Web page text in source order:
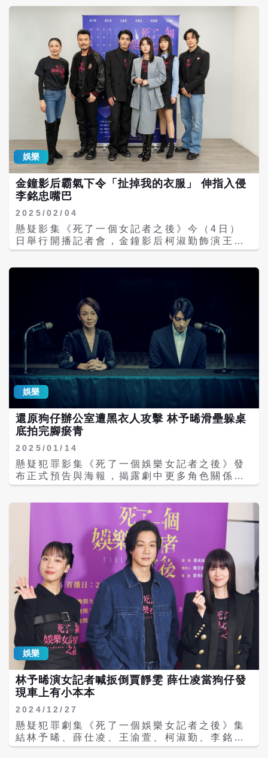
兩人先買了房子，正在整理新家要搬進去。而
兩人都喜歡小孩，李銘忠笑說：「平常看別人
小孩可愛的照片，都想如果是自己的小孩，應
該不想出門上班。」也承認自己從20幾歲開始
就已經準備當爸爸，「我跟我太太在這一方面
沒有很傳統，哪個先來我們就接受它。」長時
間在台拍戲的他，坦言有時回馬來西亞卻對不
上Jess的排卵期，如果時機對了，2人會按表
操課，希望盡快有好消息。
播出第三、四集，薛仕凌為了跑新聞，竟然假
扮菲律賓裔富商與網紅滾床，在出任務之前，
林予晞警告薛仕凌不要「假公濟私」，劇情即
將進入最高潮，林姵亭（王渝萱飾）在夜店極
樂毒趴中離奇身亡的線索也將一一浮現。 《死
了一個娛樂女記者之後》以菜鳥女記者林姵亭
（王渝萱 飾）在夜店極樂毒趴中離奇身亡為開
端，資深娛樂記者劉知君（林予晞 飾）與狗仔
攝影莊大海（薛仕凌 飾）攜手追查真相，逐步
揭開娛樂圈背後的黑暗面。網友紛紛表示劇情
真實反映娛樂圈現況，直呼「貴圈真亂」。劇
中也揭示了媒體與演藝圈之間錯綜複雜的利益
關係，也讓網友直呼要反思平日所看到的新聞
真實性 主演林予晞在劇中飾演的劉知君一角，
得知首播創佳績，她在社群上表示：「今天
《死了一個娛樂女記者之後》交出不錯的成績
好，但願與關心本作的你們，分享這雀躍的
心。」 該劇的成功也引發了對娛樂圈與媒體生
態的深入討論。有評論指出，劇情真實呈現娛
現實困境，探討新聞媒體的生態，以及記者如
也讓觀眾對明星、經紀公司、媒體之間錯綜複
雜的利益糾葛有了更深的認識。
娛樂
金鐘影后霸氣下令「扯掉我的衣服」 伸指入侵
李銘忠嘴巴
2025/02/04
懸疑影集《死了一個女記者之後》今（4日）
日舉行開播記者會，金鐘影后柯淑勤飾演王牌
經紀人自帶霸氣，與飾演媒體大亨的老公李銘
備的性感裝扮，自備黑色蕾絲內衣上陣，還放
話要李銘忠「沒關係，能碰的全都碰，可以把
我衣服扯掉！」 李銘忠是第二次與柯淑勤對
戲，坦言還是會緊張擔心表現不好，所幸柯淑
勤看出他的忐忑，主動開放大腿內側與胸部的
「絕密領域」，「不然可能觀眾看到的是一個
硬梆梆的男人。」柯淑勤表示，他理解李銘忠
是男性比較不方便，雙方基於信任基礎，她也
有備而來，甚至另一場情慾戲，她主動把手指
插到李銘忠嘴巴讓他吸吮，拍攝過程自然不尷
尬。 李銘忠表示，老婆對他工作非常好奇，有
時會看他的劇本虧他：「唉唷有情慾戲喔！」
兩人是非常歡樂地溝通這件事，不過至今還沒
試過一起看情慾戲。「馬來西亞比較看不到台
灣作品，雖然可以一起看，但還是不要好
了。」 宋柏緯在劇中飾演失去親人後跌跤的天
想到自己因施力不當意外受傷。林予晞與王渝
萱也被李銘忠打巴掌，她們直呼：「銘忠哥手
又大又厚，被他打其實滿好的！」王渝萱更直
言自己是人生第一次被人在地上拖行。 薛仕凌
片中飾演攝影狗仔，跟資深記者林予晞關係是
「福爾摩斯」與「華生」，這也是他首次飾演
爸爸角色。而薛仕凌17年前以嘻哈團體「大嘴
巴」奪下金曲獎最佳演唱組合，當屆主持人就
是陶晶瑩、侯佩岑、大S、小S，不過薛仕凌被
提起才恍然大悟：「是嗎，真的假的？顯然我
是忘記了，我不知道耶，Im So Sorry，完全
沒有印象。」 薛仕凌解釋：「我比較沒有安全
感，像典禮這種大場合，我能縮起來就縮起
來，躲在認識的人旁邊，我真的完全沒有印
象。」對於大S不幸逝世，林予晞說：「這樣
的時刻還是留給家屬。」柯淑勤也慰問家屬，
「就是祝福，不然還能怎麼辦。」 而影集《影
后》中謝瓊煖飾演的「柯麗芬」為了償還丈夫
欠下三千萬債務與養家，什麼「爛戲」都接，
並在離婚後獨自養大女兒，柯淑勤認了《影
后》開拍前，導演嚴藝文有來找她請她分享自
娛樂
還原狗仔辦公室遭黑衣人攻擊 林予晞滑壘躲桌
底拍完腳瘀青
2025/01/14
懸疑犯罪影集《死了一個娛樂女記者之後》發
布正式預告與海報，揭露劇中更多角色關係。
由林予晞飾演的娛樂記者「劉知君」攜手薛仕
萱飾演的菜鳥記者「林姵亭」命案，沒想到竟
被捲入一場醜聞風暴中，預告中台詞暗示娛樂
圈性醜聞背後藏有更龐大的政商勢力，極度挑
戰台劇反映現實社會的尺度上限，講真話的程
度讓網友們紛紛驚呼：「超敢拍！」 其中林予
晞和薛仕凌不畏黑勢力挖掘死亡真相，遭不明
黑衣人毆打與砸辦公室警告，更是影射了當年
壹週刊遭黑衣人砸辦公室的真實新聞。這場黑
衣人砸週刊辦公室戲，一開始先拍攝林予晞逃
跑的鏡頭，她不斷起立蹲下加上半蹲躲藏，下
戲後才發現膝蓋撞出不少瘀青。而在拍攝砸場
畫面時，因為道具跟玻璃有限，等於是只能一
次拍攝成功，尤其在拍攝林予晞躲避黑衣人
時，她更是要一口氣滑壘跑進座位隔間桌底，
高難度挑戰讓林予晞直呼：「很像在拍殭屍
片，要躲在桌子底下發抖，同時還要暫時停止
紀人，帶旗下當紅偶像宋柏緯，因涉及夜店毒
趴而出來公開道歉的劇情。回憶起這場戲，宋
柏緯表示拍攝前上網參考不少「道歉記者會」
娛樂
林予晞演女記者喊扳倒賈靜雯 薛仕凌當狗仔發
現車上有小本本
2024/12/27
懸疑犯罪劇集《死了一個娛樂女記者之後》集
結林予晞、薛仕凌、王渝萱、柯淑勤、李銘
忠、宋柏緯等演員，是台灣首部以週刊娛樂記